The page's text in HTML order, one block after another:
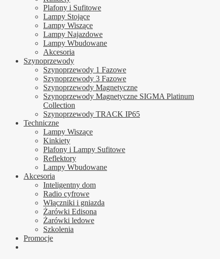
Plafony i Sufitowe
Lampy Stojące
Lampy Wiszące
Lampy Najazdowe
Lampy Wbudowane
Akcesoria
Szynoprzewody
Szynoprzewody 1 Fazowe
Szynoprzewody 3 Fazowe
Szynoprzewody Magnetyczne
Szynoprzewody Magnetyczne SIGMA Platinum
Collection
Szynoprzewody TRACK IP65
Techniczne
Lampy Wiszące
Kinkiety
Plafony i Lampy Sufitowe
Reflektory
Lampy Wbudowane
Akcesoria
Inteligentny dom
Radio cyfrowe
Włączniki i gniazda
Żarówki Edisona
Żarówki ledowe
Szkolenia
Promocje